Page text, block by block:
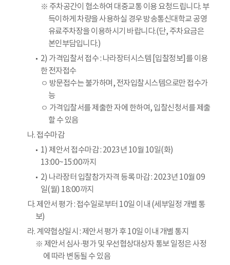
※ 주차공간이 협소하여 대중교통 이용 요청드립니다. 부
득이하게 차량을 사용하실 경우 방송통신대학교 공영
유료주차장을 이용하시기 바랍니다.(단, 주차요금은
본인부담입니다.)
2) 가격입찰서 접수 : 나라장터시스템 [입찰정보]를 이용
한 전자접수
ㅇ 방문접수는 불가하며, 전자입찰시스템으로만 접수가
능
ㅇ 가격입찰서를 제출한 자에 한하여, 입찰신청서를 제출
할 수 있음
나. 접수마감
1) 제안서 접수마감 : 2023년 10월 10일(화)
13:00~15:00까지
2) 나라장터 입찰참가자격 등록 마감 : 2023년 10월 09
일(월) 18:00까지
다. 제안서 평가 : 접수일로부터 10일 이내 (세부일정 개별 통
보)
라. 계약협상일시 : 제안서 평가 후 10일 이내 개별 통지
※ 제안서 심사·평가 및 우선협상대상자 통보 일정은 사정
에 따라 변동될 수 있음